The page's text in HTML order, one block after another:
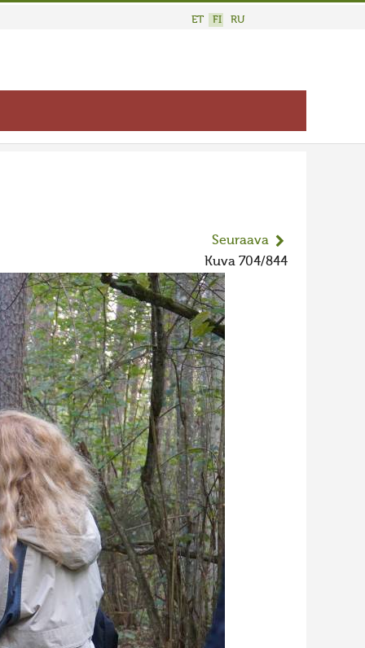
ET FI RU
Seuraava
Kuva 704/844